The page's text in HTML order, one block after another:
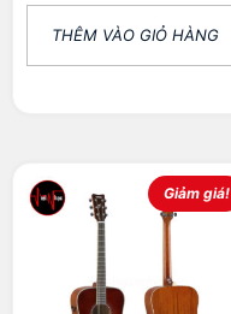
THÊM VÀO GIỎ HÀNG
Giảm giá!